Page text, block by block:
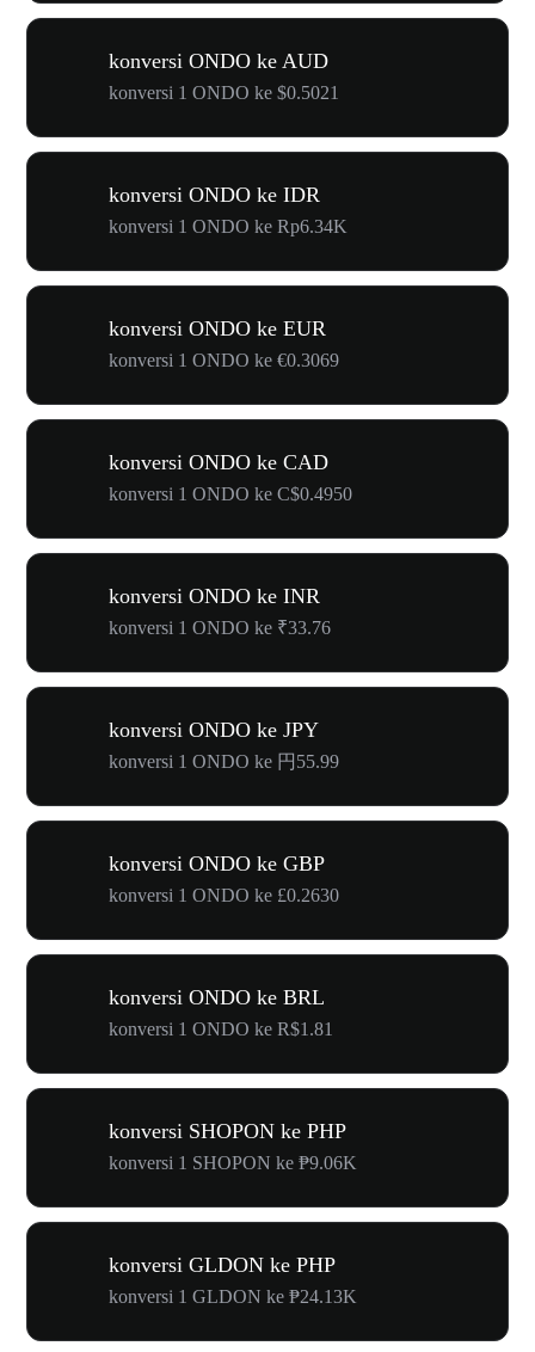
konversi ONDO ke AUD
konversi 1 ONDO ke $0.5021
konversi ONDO ke IDR
konversi 1 ONDO ke Rp6.34K
konversi ONDO ke EUR
konversi 1 ONDO ke €0.3069
konversi ONDO ke CAD
konversi 1 ONDO ke C$0.4950
konversi ONDO ke INR
konversi 1 ONDO ke ₹33.76
konversi ONDO ke JPY
konversi 1 ONDO ke 円55.99
konversi ONDO ke GBP
konversi 1 ONDO ke £0.2630
konversi ONDO ke BRL
konversi 1 ONDO ke R$1.81
konversi SHOPON ke PHP
konversi 1 SHOPON ke ₱9.06K
konversi GLDON ke PHP
konversi 1 GLDON ke ₱24.13K